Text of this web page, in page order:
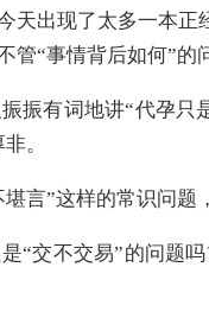
出现了太多一本正
“事情背后如何”的
有词地讲“代孕只
。
”这样的常识问题
交不交易”的问题吗